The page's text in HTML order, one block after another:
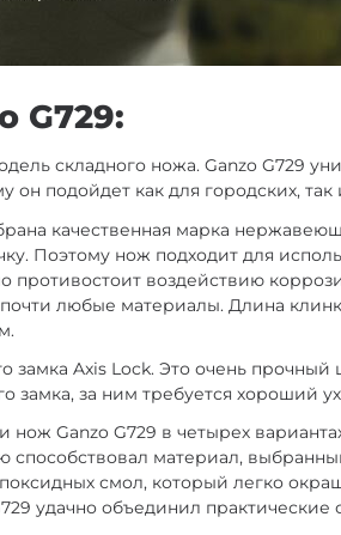
G729:
складного ножа. Ganzo G729
он подойдет как для городских,
качественная марка
Поэтому нож подходит для
противостоит воздействию
любые материалы. Длина
Axis Lock. Это очень
замка, за ним требуется
Ganzo G729 в четырех
материал,
смол, который легко
удачно объединил